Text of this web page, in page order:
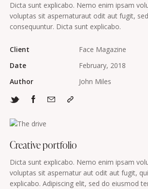
Creative portfolio
Dicta sunt explicabo. Nemo enim ipsam
voluptas sit aspernatur aut odit aut fugit,
explicabo. Adipiscing elit, sed do eiusmod
Dicta sunt explicabo. Nemo enim ipsam
voluptas sit aspernaturaut odit aut fugit,
consequuntur. Dicta sunt explicabo.
Client
Face Magazine
Date
February, 2018
Author
John Miles